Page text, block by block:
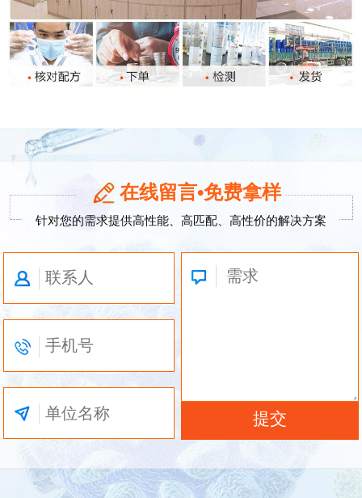
在线留言•免费拿样
针对您的需求提供高性能、高匹配、高性价的解决方案